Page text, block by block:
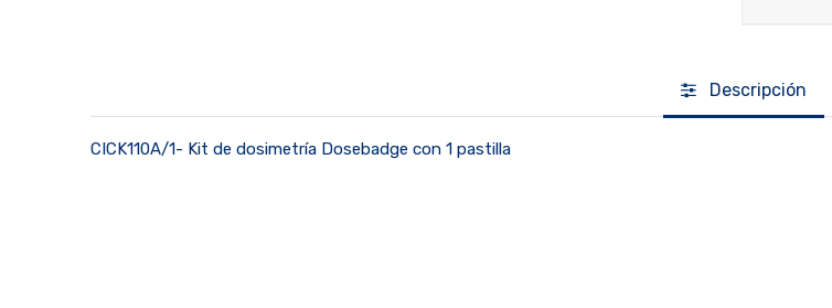
Descripción
CICK110A/1- Kit de dosimetría Dosebadge con 1 pastilla